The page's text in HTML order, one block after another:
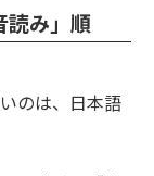
読み」順
のは、日本語